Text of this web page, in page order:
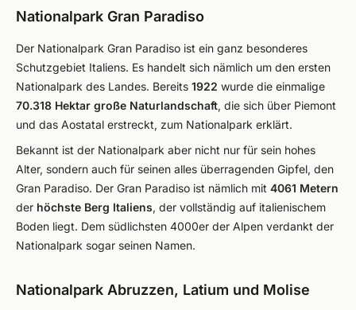
Nationalpark Gran Paradiso
Der Nationalpark Gran Paradiso ist ein ganz besonderes
Schutzgebiet Italiens. Es handelt sich nämlich um den ersten
Nationalpark des Landes. Bereits 1922 wurde die einmalige
70.318 Hektar große Naturlandschaft, die sich über Piemont
und das Aostatal erstreckt, zum Nationalpark erklärt.
Bekannt ist der Nationalpark aber nicht nur für sein hohes
Alter, sondern auch für seinen alles überragenden Gipfel, den
Gran Paradiso. Der Gran Paradiso ist nämlich mit 4061 Metern
der höchste Berg Italiens, der vollständig auf italienischem
Boden liegt. Dem südlichsten 4000er der Alpen verdankt der
Nationalpark sogar seinen Namen.
Nationalpark Abruzzen, Latium und Molise